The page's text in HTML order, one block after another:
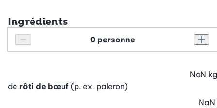
Ingrédients
Réduire le nombre de personnes
Personnes
de rôti de bœuf (p. ex. paleron)
NaN kg
NaN